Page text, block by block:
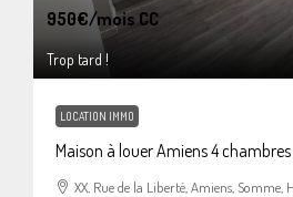
950€/mois CC
Trop tard !
LOCATION IMMO
Maison à louer Amiens 4 chambres
XX, Rue de la Liberté, Amiens,